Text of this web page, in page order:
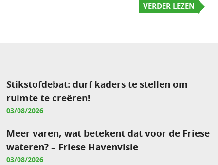
VERDER LEZEN
Stikstofdebat: durf kaders te stellen om
ruimte te creëren!
03/08/2026
Meer varen, wat betekent dat voor de Friese
wateren? – Friese Havenvisie
03/08/2026